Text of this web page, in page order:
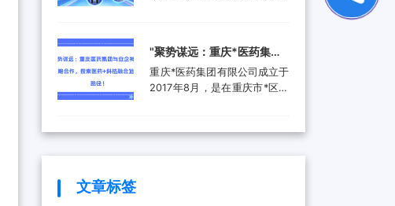
设，打造创新型企业...
集成电路可靠性验证及测试分
析领域打造国内一流集成电路
检测、分析、设计开发及技术
和高端设备集成电路可靠性验
‌"聚势谋远：重庆*医药集团
与安企神达成战略合作，探
索医药+科技融合发展新路
重庆*医药集团有限公司成立于
2017年8月，是在重庆市*区医
业。是重庆*经济技术开发（集
文章标签